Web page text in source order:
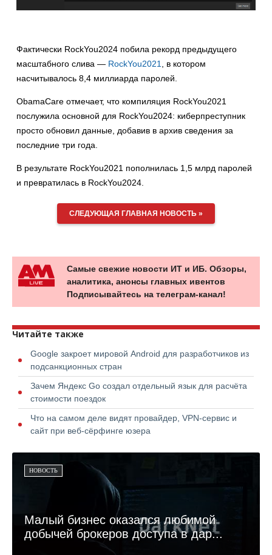
Фактически RockYou2024 побила рекорд предыдущего
масштабного слива — RockYou2021, в котором
насчитывалось 8,4 миллиарда паролей.
ObamaCare отмечает, что компиляция RockYou2021
послужила основной для RockYou2024: киберпреступник
просто обновил данные, добавив в архив сведения за
последние три года.
В результате RockYou2021 пополнилась 1,5 млрд паролей
и превратилась в RockYou2024.
СЛЕДУЮЩАЯ ГЛАВНАЯ НОВОСТЬ »
Самые свежие новости ИТ и ИБ. Обзоры,
аналитика, анонсы главных ивентов
Подписывайтесь на телеграм-канал!
Читайте также
Google закроет мировой Android для разработчиков из
подсанкционных стран
Зачем Яндекс Go создал отдельный язык для расчёта
стоимости поездок
Что на самом деле видят провайдер, VPN-сервис и
сайт при веб-сёрфинге юзера
НОВОСТЬ
Малый бизнес оказался любимой
добычей брокеров доступа в дар...